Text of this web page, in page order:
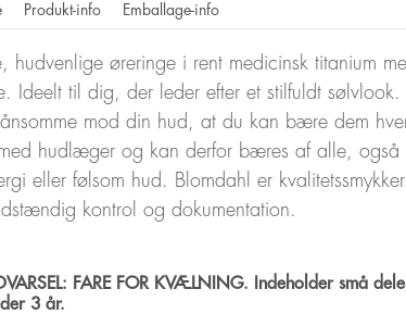
Produkt-info Emballage-info
hudvenlige øreringe i rent medicinsk titanium
Ideelt til dig, der leder efter et stilfuldt sølvlook.
mod din hud, at du kan bære dem
hudlæger og kan derfor bæres af alle, også
eller følsom hud. Blomdahl er
kontrol og dokumentation.
FARE FOR KVÆLNING. Indeholder små
3 år.